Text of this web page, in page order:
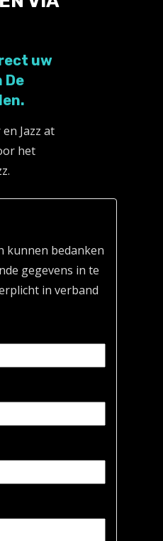
uw
De
Jazz at
het
kunnen bedanken
gegevens in te
in verband